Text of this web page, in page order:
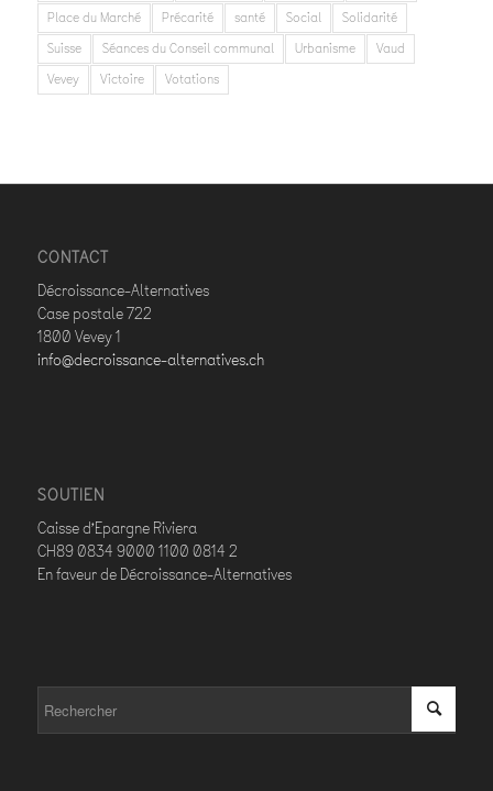
Place du Marché
Précarité santé Social
Solidarité
Suisse
Séances du Conseil communal Urbanisme
Vaud
Vevey
Victoire Votations
CONTACT
Décroissance-Alternatives
Case postale 722
1800 Vevey 1
info@decroissance-alternatives.ch
SOUTIEN
Caisse d’Epargne Riviera
CH89 0834 9000 1100 0814 2
En faveur de Décroissance-Alternatives